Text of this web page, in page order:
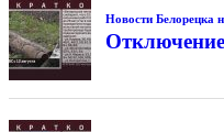
Новости Белорецка